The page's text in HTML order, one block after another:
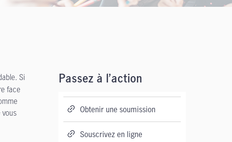
Si
face
Passez à l’action
Obtenir une soumission
Souscrivez en ligne